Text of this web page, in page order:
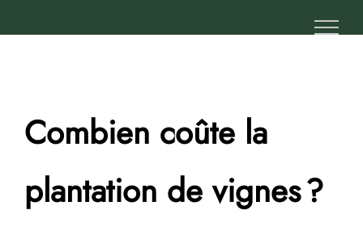
Combien coûte la
plantation de vignes ?